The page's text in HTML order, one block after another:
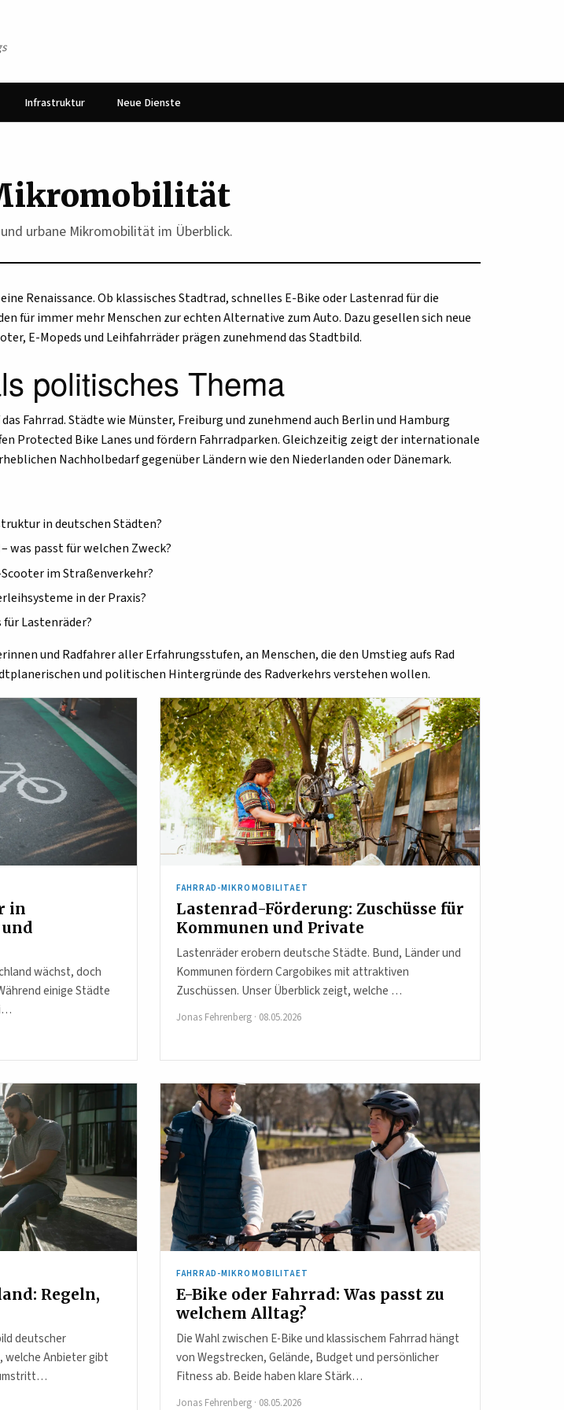
Infrastruktur Neue Dienste
urbane Mikromobilität im Überblick.
Renaissance. Ob klassisches Stadtrad, schnelles E-Bike oder Lastenrad für die
für immer mehr Menschen zur echten Alternative zum Auto. Dazu gesellen sich neue
E-Mopeds und Leihfahrräder prägen zunehmend das Stadtbild.
politisches Thema
Fahrrad. Städte wie Münster, Freiburg und zunehmend auch Berlin und Hamburg
Protected Bike Lanes und fördern Fahrradparken. Gleichzeitig zeigt der internationale
Nachholbedarf gegenüber Ländern wie den Niederlanden oder Dänemark.
in deutschen Städten?
was passt für welchen Zweck?
im Straßenverkehr?
in der Praxis?
Lastenräder?
und Radfahrer aller Erfahrungsstufen, an Menschen, die den Umstieg aufs Rad
und politischen Hintergründe des Radverkehrs verstehen wollen.
in
wächst, doch
einige Städte
FAHRRAD-MIKROMOBILITAET
Lastenrad-Förderung: Zuschüsse für
Kommunen und Private
Lastenräder erobern deutsche Städte. Bund, Länder und
Kommunen fördern Cargobikes mit attraktiven
Zuschüssen. Unser Überblick zeigt, welche …
Jonas Fehrenberg · 08.05.2026
Regeln,
deutscher
Anbieter gibt
FAHRRAD-MIKROMOBILITAET
E-Bike oder Fahrrad: Was passt zu
welchem Alltag?
Die Wahl zwischen E-Bike und klassischem Fahrrad hängt
von Wegstrecken, Gelände, Budget und persönlicher
Fitness ab. Beide haben klare Stärk…
Jonas Fehrenberg · 08.05.2026